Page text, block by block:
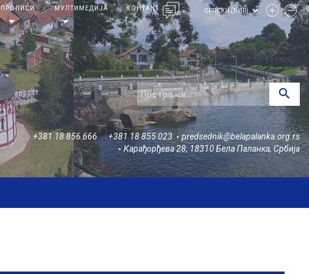
ПРОПИСИ
arrow_drop_down
МУЛТИМЕДИЈА
arrow_drop_down
КОНТАКТ
search
+381 18 856 666 +381 18 855 023
predsednik@belapalanka.org.rs
Карађорђева 28, 18310 Бела Паланка, Србија